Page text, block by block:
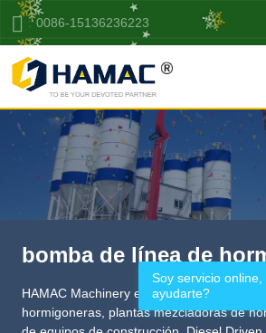
0086-15136236223
bomba de línea de
HAMAC Machinery es un fabricante
hormigoneras, plantas mezcladoras de
Soy servicio
ayudarte?